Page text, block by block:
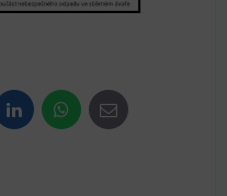
LinkedInWhatsApp
E-
mail